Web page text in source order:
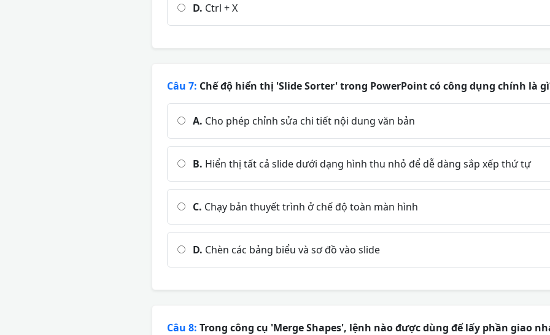
D. Ctrl + X
Câu 7: Chế độ hiển thị 'Slide Sorter' trong PowerPoint có công dụng chính là
A. Cho phép chỉnh sửa chi tiết nội dung văn bản
B. Hiển thị tất cả slide dưới dạng hình thu nhỏ để dễ dàng sắp xếp thứ tự
C. Chạy bản thuyết trình ở chế độ toàn màn hình
D. Chèn các bảng biểu và sơ đồ vào slide
Câu 8: Trong công cụ 'Merge Shapes', lệnh nào được dùng để lấy phần giao